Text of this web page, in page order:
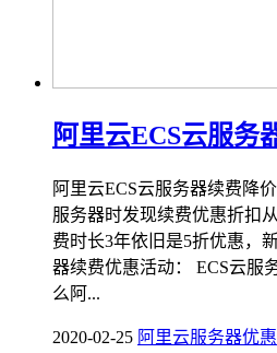
阿里云ECS云服务
阿里云ECS云服务器续费降
服务器时发现续费优惠折扣
费时长3年依旧是5折优惠，
器续费优惠活动： ECS云服
么阿...
2020-02-25 阿里云服务器优